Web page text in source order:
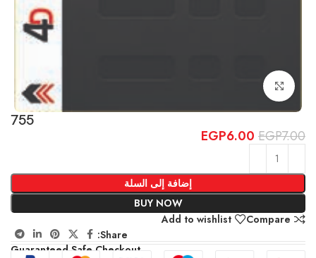
Click to enlarge
755
EGP7.00
EGP6.00
إضافة إلى السلة
BUY NOW
Compare
Add to wishlist
Share:
Guaranteed Safe Checkout